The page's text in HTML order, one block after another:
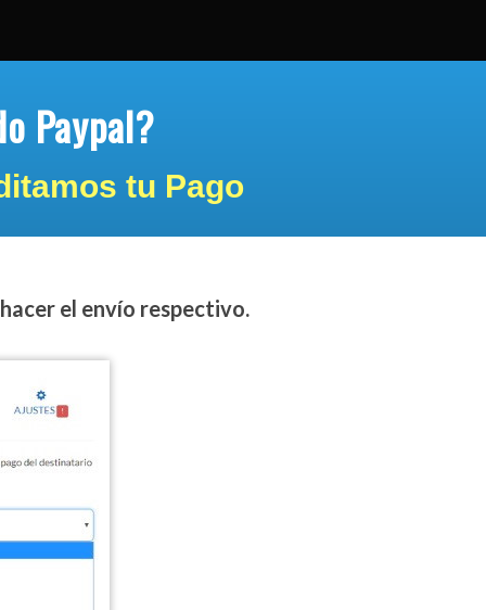
Paypal?
tu Pago
el envío respectivo.